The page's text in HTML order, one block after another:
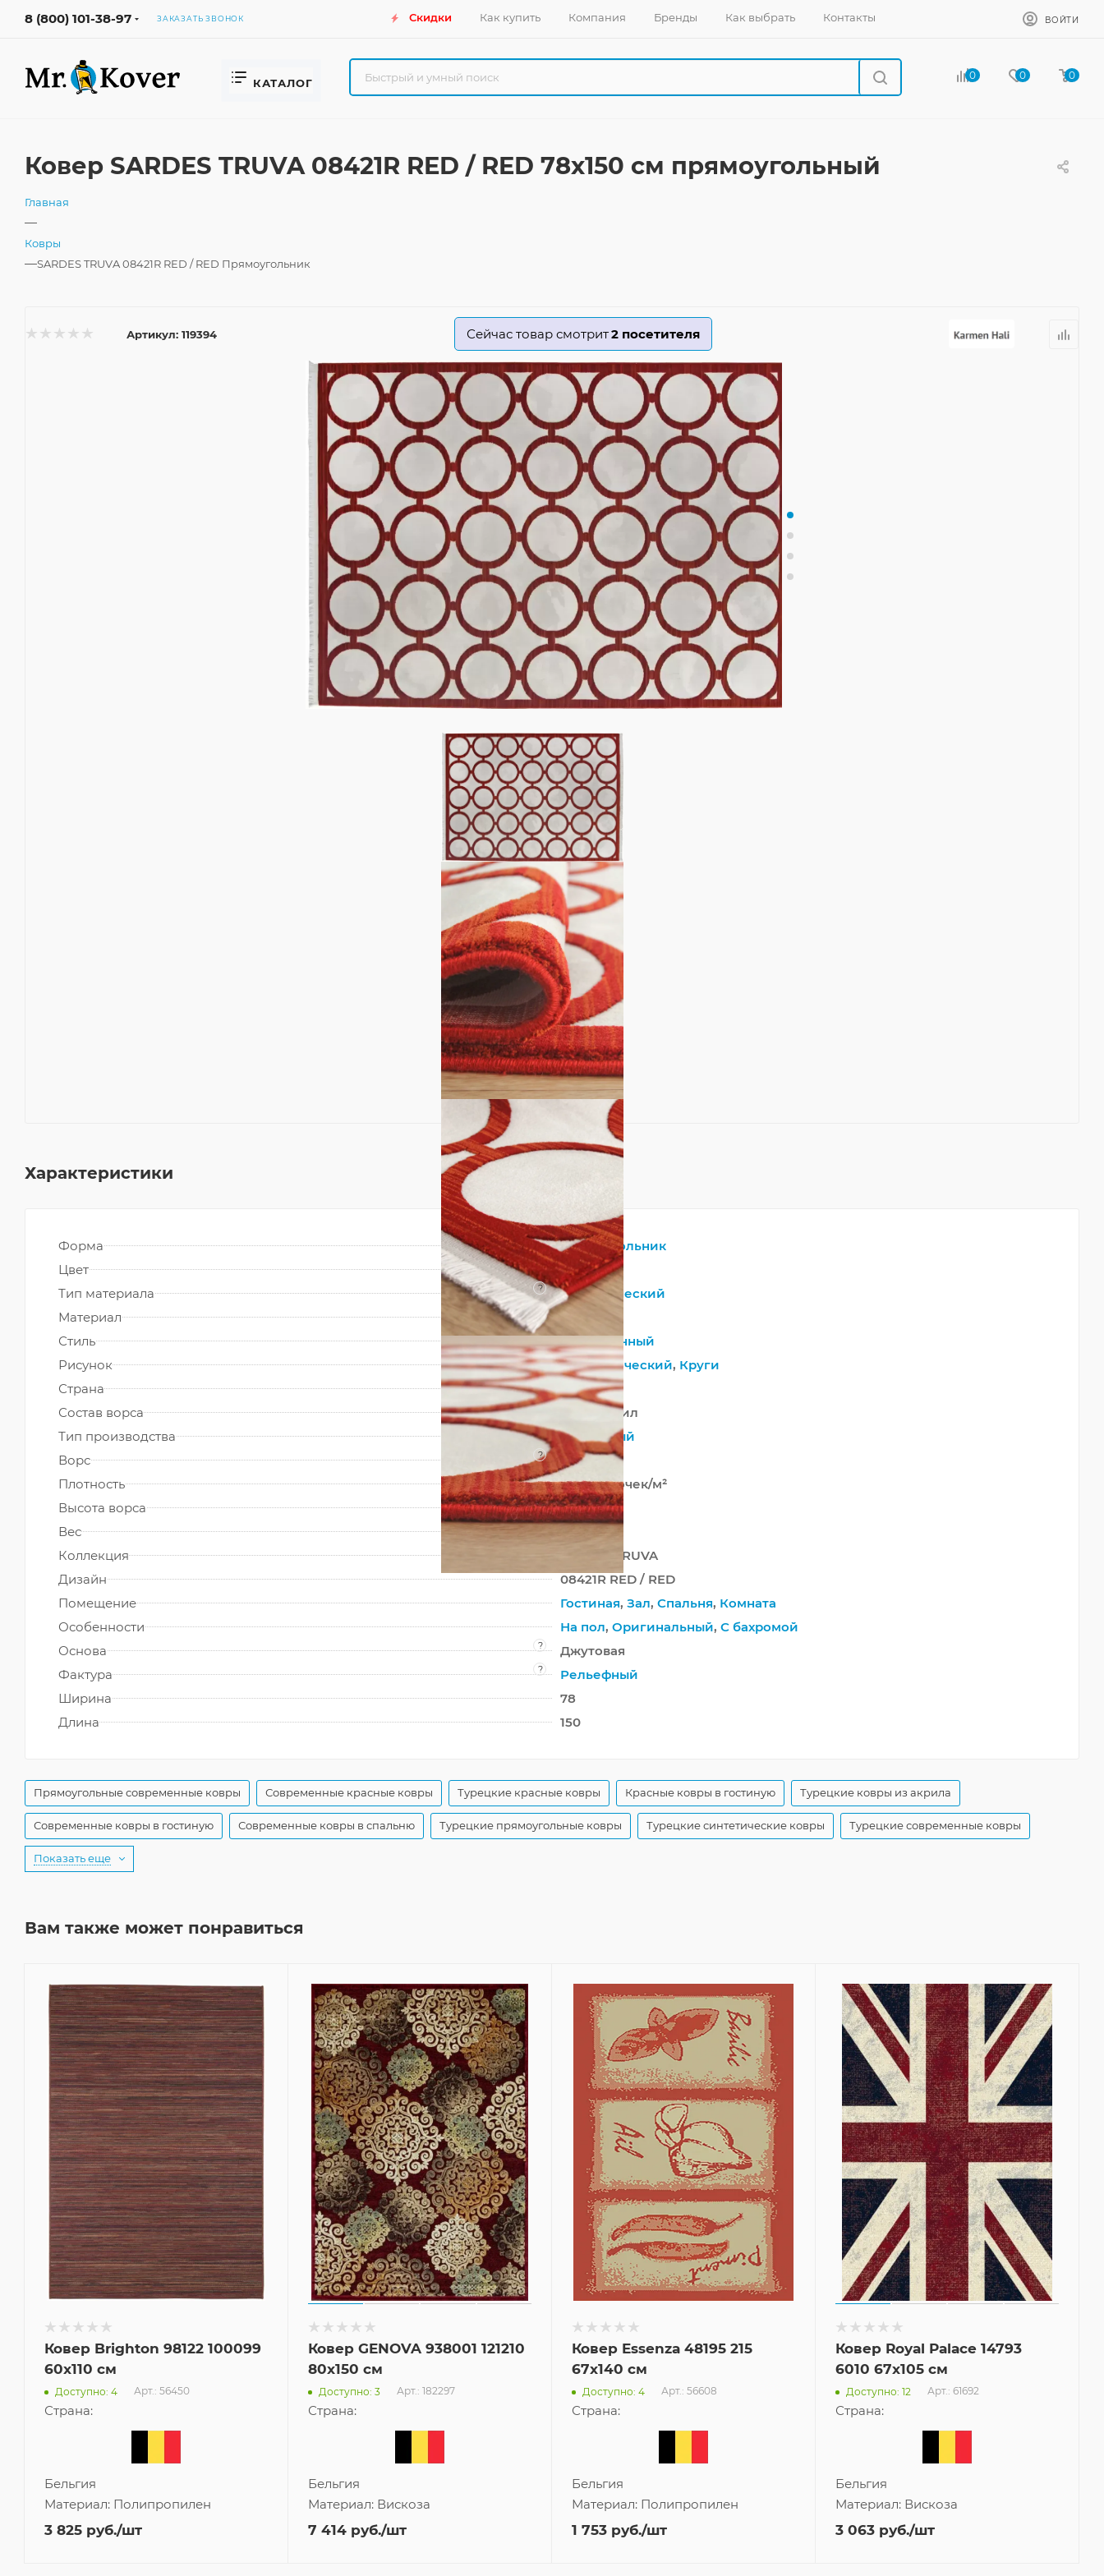
8 (800) 101-38-97 ЗАКАЗАТЬ ЗВОНОК Скидки Как купить Компания Бренды Как выбрать Контакты ВОЙТИ
КАТАЛОГ
0 0 0
Ковер SARDES TRUVA 08421R RED / RED 78x150 см прямоугольный
Главная
—
Ковры
—SARDES TRUVA 08421R RED / RED Прямоугольник
Артикул: 119394 Сейчас товар смотрит2 посетителя
Характеристики
Форма
Прямоугольник
Цвет
Красный
Тип материала
?
Синтетический
Материал
Стиль
Современный
Рисунок
Геометрический, Круги
Страна
Турция
Состав ворса
100% Акрил
Тип производства
Машинный
Ворс
?
Средний
Плотность
613 200 точек/м²
Высота ворса
13 мм
Вес
2900 г/м²
Коллекция
SARDES TRUVA
Дизайн
08421R RED / RED
Помещение
Гостиная, Зал, Спальня, Комната
Особенности
На пол, Оригинальный, С бахромой
Основа
?
Джутовая
Фактура
?
Рельефный
Ширина
78
Длина
150
Прямоугольные современные ковры Современные красные ковры Турецкие красные ковры Красные ковры в гостиную Турецкие ковры из акрила
Современные ковры в гостиную Современные ковры в спальню Турецкие прямоугольные ковры Турецкие синтетические ковры Турецкие современные ковры
Показать еще
Вам также может понравиться
Ковер Brighton 98122 100099
60x110 см
Доступно: 4 Арт.: 56450
Страна:
Бельгия
Материал: Полипропилен
3 825 руб./шт
Ковер GENOVA 938001 121210
80x150 см
Доступно: 3 Арт.: 182297
Страна:
Бельгия
Материал: Вискоза
7 414 руб./шт
Ковер Essenza 48195 215
67x140 см
Доступно: 4 Арт.: 56608
Страна:
Бельгия
Материал: Полипропилен
1 753 руб./шт
Ковер Royal Palace 14793
6010 67x105 см
Доступно: 12 Арт.: 61692
Страна:
Бельгия
Материал: Вискоза
3 063 руб./шт